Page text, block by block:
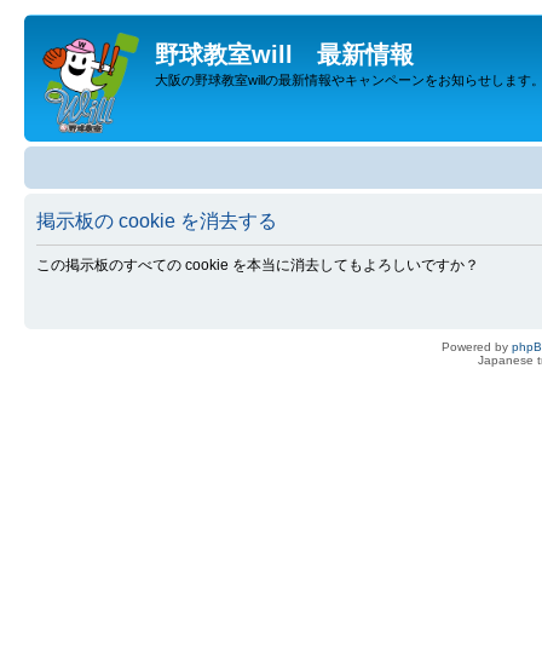
野球教室will 最新情報
大阪の野球教室willの最新情報やキャンペーンをお知らせします
掲示板の cookie を消去する
この掲示板のすべての cookie を本当に消去してもよろしいですか？
Powered by
Japanese